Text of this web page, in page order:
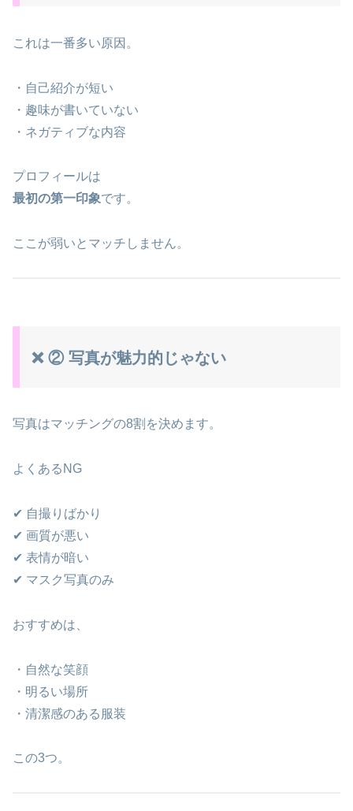
これは一番多い原因。
・自己紹介が短い
・趣味が書いていない
・ネガティブな内容
プロフィールは
最初の第一印象です。
ここが弱いとマッチしません。
❌ ② 写真が魅力的じゃない
写真はマッチングの8割を決めます。
よくあるNG
✔ 自撮りばかり
✔ 画質が悪い
✔ 表情が暗い
✔ マスク写真のみ
おすすめは、
・自然な笑顔
・明るい場所
・清潔感のある服装
この3つ。